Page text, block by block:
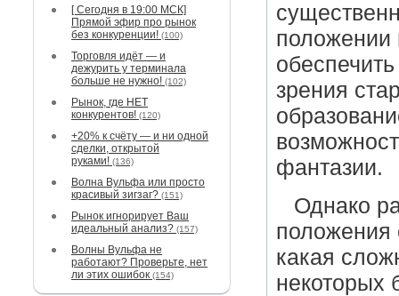
[ Сегодня в 19:00 МСК]
Прямой эфир про рынок
без конкуренции! (100)
Торговля идёт — и
дежурить у терминала
больше не нужно! (102)
Рынок, где НЕТ
конкурентов! (120)
+20% к счёту — и ни одной
сделки, открытой
руками! (136)
Волна Вульфа или просто
красивый зигзаг? (151)
Рынок игнорирует Ваш
идеальный анализ? (157)
Волны Вульфа не
работают? Проверьте, нет
ли этих ошибок (154)
зрения
фантазии.
Однако
положения
какая
некоторых